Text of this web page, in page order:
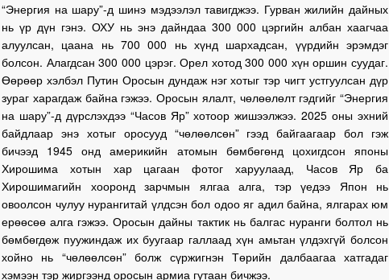
“Энергия на шару”-д шинэ мэдээлэл тавигджээ. Гурван жилийн дайных
нь үр дүн гэнэ. ОХУ нь энэ дайндаа 300 000 цэргийн албан хаагчаа
алуулсан, цаана нь 700 000 нь хүнд шархадсан, үүрдийн эрэмдэг
болсон. Алагдсан 300 000 цэрэг. Орел хотод 300 000 хүн оршин суудаг.
Өөрөөр хэлбэл Путин Оросын дундаж нэг хотыг тэр чигт устгуулсан дүр
зураг харагдаж байна гэжээ. Оросын ялалт, чөлөөлөлт гэдгийг “Энергия
на шару”-д дүрслэхдээ “Часов Яр” хотоор жишээлжээ. 2025 оны эхний
байдлаар энэ хотыг оросууд “чөлөөлсөн” гээд байгаагаар бол гэж
бичээд 1945 онд америкийн атомын бөмбөгөнд цохигдсон японы
Хирошима хотын хар цагаан фотог харуулаад, Часов Яр ба
Хирошимагийн хооронд зарчмын ялгаа алга, тэр үедээ Япон нь
овоолсон чулуу нурангитай үлдсэн бол одоо яг адил байна, ялгарах юм
ерөөсөө алга гэжээ. Оросын дайны тактик нь балгас нуранги болтол нь
бөмбөгдөж пуужиндаж их буугаар галлаад хүн амьтан үлдэхгүй болсон
хойно нь “чөлөөлсөн” болж сүржигнэн Төрийн далбаагаа хатгадаг
хэмээн тэр жиргээнд оросын армиа гутаан бичжээ.